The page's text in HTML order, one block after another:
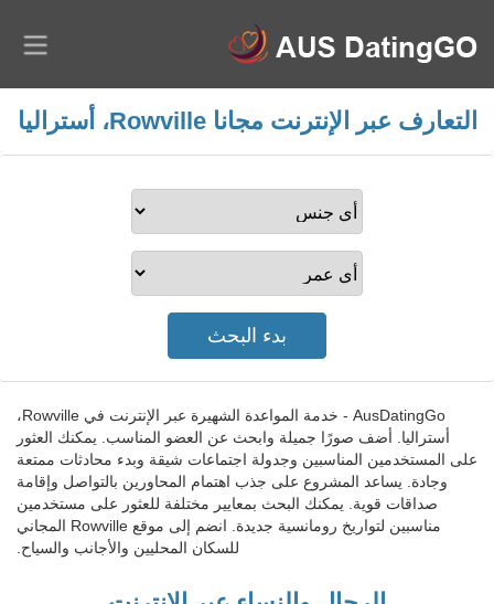
التعارف عبر الإنترنت مجانا Rowville، أستراليا
AusDatingGo - خدمة المواعدة الشهيرة عبر الإنترنت في Rowville،
أستراليا. أضف صورًا جميلة وابحث عن العضو المناسب. يمكنك العثور
على المستخدمين المناسبين وجدولة اجتماعات شيقة وبدء محادثات ممتعة
وجادة. يساعد المشروع على جذب اهتمام المحاورين بالتواصل وإقامة
صداقات قوية. يمكنك البحث بمعايير مختلفة للعثور على مستخدمين
مناسبين لتواريخ رومانسية جديدة. انضم إلى موقع Rowville المجاني
للسكان المحليين والأجانب والسياح.